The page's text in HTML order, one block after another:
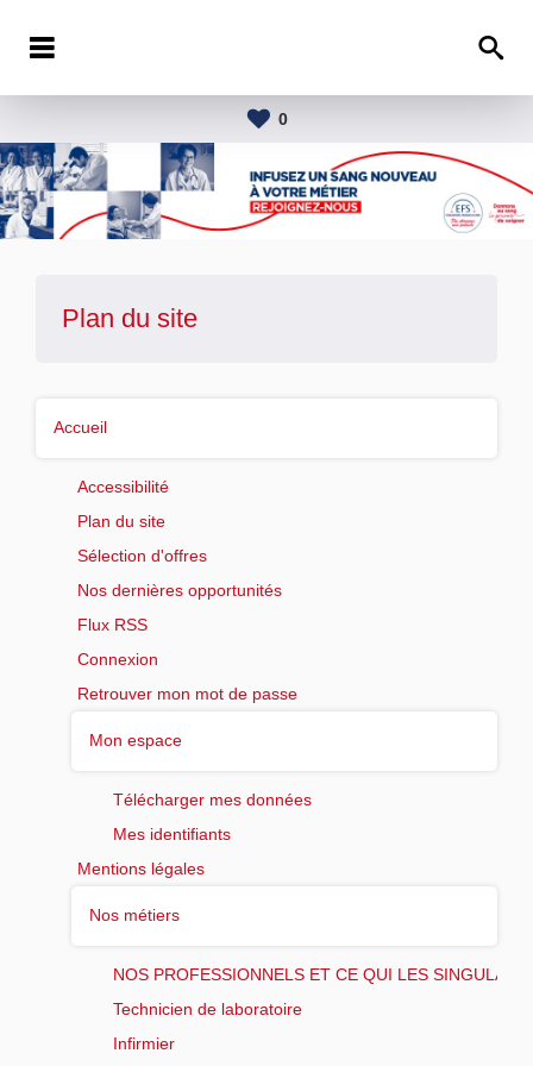
0
Plan du site
Accueil
Accessibilité
Plan du site
Sélection d'offres
Nos dernières opportunités
Flux RSS
Connexion
Retrouver mon mot de passe
Mon espace
Télécharger mes données
Mes identifiants
Mentions légales
Nos métiers
NOS PROFESSIONNELS ET CE QUI LES
Technicien de laboratoire
Infirmier